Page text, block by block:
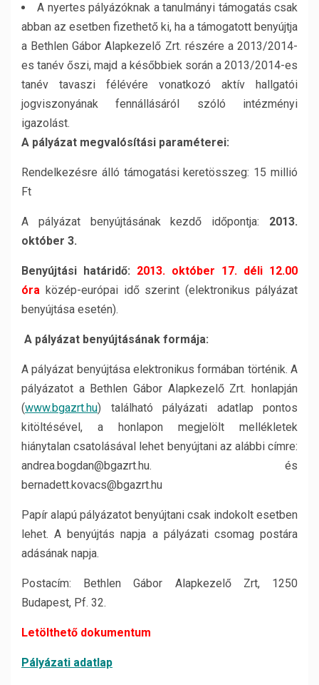
A nyertes pályázóknak a tanulmányi támogatás csak
abban az esetben fizethető ki, ha a támogatott benyújtja
a Bethlen Gábor Alapkezelő Zrt. részére a 2013/2014-
es tanév őszi, majd a későbbiek során a 2013/2014-es
tanév tavaszi félévére vonatkozó aktív hallgatói
jogviszonyának fennállásáról szóló intézményi
igazolást.
A pályázat megvalósítási paraméterei:
Rendelkezésre álló támogatási keretösszeg: 15 millió
Ft
A pályázat benyújtásának kezdő időpontja: 2013.
október 3.
Benyújtási határidő: 2013. október 17. déli 12.00
óra közép-európai idő szerint (elektronikus pályázat
benyújtása esetén).
A pályázat benyújtásának formája:
A pályázat benyújtása elektronikus formában történik. A
pályázatot a Bethlen Gábor Alapkezelő Zrt. honlapján
(www.bgazrt.hu) található pályázati adatlap pontos
kitöltésével, a honlapon megjelölt mellékletek
hiánytalan csatolásával lehet benyújtani az alábbi címre:
andrea.bogdan@bgazrt.hu. és
bernadett.kovacs@bgazrt.hu
Papír alapú pályázatot benyújtani csak indokolt esetben
lehet. A benyújtás napja a pályázati csomag postára
adásának napja.
Postacím: Bethlen Gábor Alapkezelő Zrt, 1250
Budapest, Pf. 32.
Letölthető dokumentum
Pályázati adatlap